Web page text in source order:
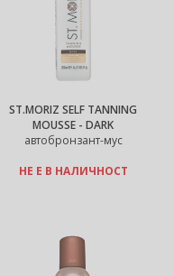
ST.MORIZ SELF TANNING
MOUSSE - DARK
автобронзант-мус
НЕ Е В НАЛИЧНОСТ